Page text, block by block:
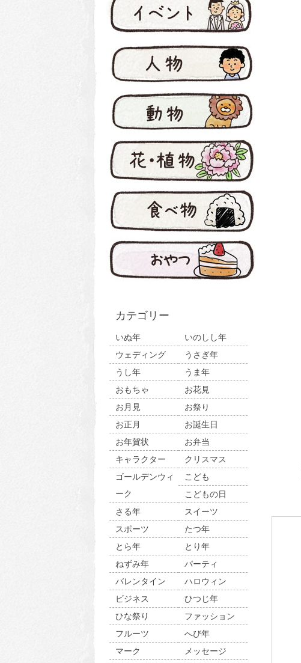
カテゴリー
いぬ年
いのしし年
ウェディング
うさぎ年
うし年
うま年
おもちゃ
お花見
お月見
お祭り
お正月
お誕生日
お年賀状
お弁当
キャラクター
クリスマス
ゴールデンウィ
ーク
こども
こどもの日
さる年
スイーツ
スポーツ
たつ年
とら年
とり年
ねずみ年
パーティ
バレンタイン
ハロウィン
ビジネス
ひつじ年
ひな祭り
ファッション
フルーツ
へび年
マーク
メッセージ